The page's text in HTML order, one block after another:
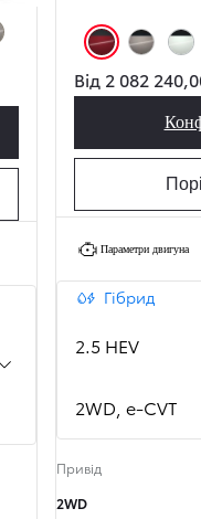
металік (4V8)
Червоний,
Від 2 082
Параметри двигуна
Гібрид
2.5 HEV
2WD, e-CVT
Привід
2WD